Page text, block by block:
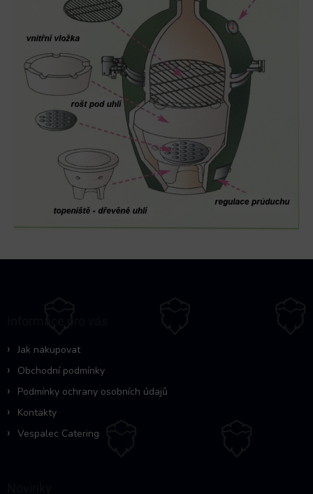
Jak nakupovat
Obchodní podmínky
Podmínky ochrany osobních údajů
Kontakty
Vespalec Catering